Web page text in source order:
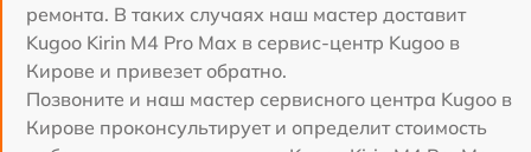
ремонта. В таких случаях наш мастер доставит
Kugoo Kirin M4 Pro Max в сервис-центр Kugoo в
Кирове и привезет обратно.
Позвоните и наш мастер сервисного центра Kugoo в
Кирове проконсультирует и определит стоимость